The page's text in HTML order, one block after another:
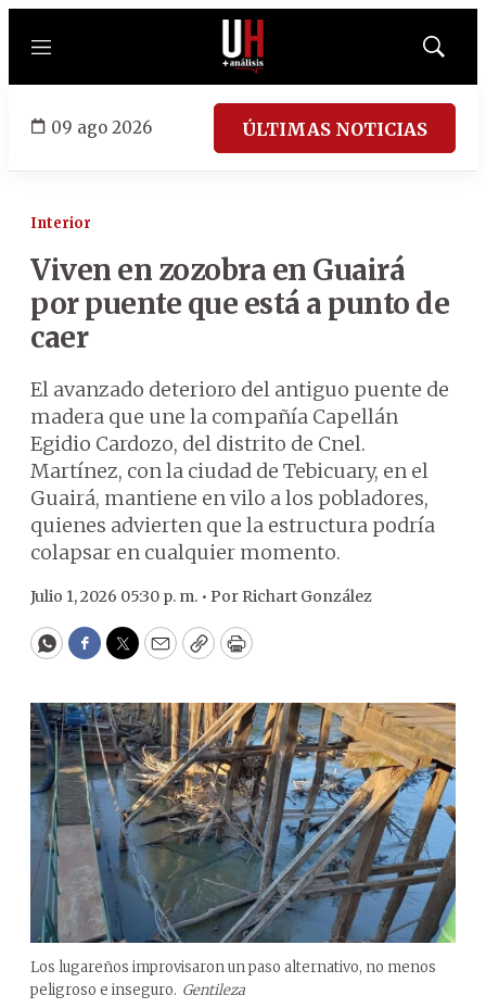
Menú
Mostrar
09 ago 2026 ÚLTIMAS NOTICIAS
Interior
Viven en zozobra en Guairá
por puente que está a punto de
caer
El avanzado deterioro del antiguo puente de
madera que une la compañía Capellán
Egidio Cardozo, del distrito de Cnel.
Martínez, con la ciudad de Tebicuary, en el
Guairá, mantiene en vilo a los pobladores,
quienes advierten que la estructura podría
colapsar en cualquier momento.
Julio 1, 2026 05:30 p. m. • Por Richart González
WhatsApp
Facebook
Twitter
EmailCopyPrint
Los lugareños improvisaron un paso alternativo, no menos
peligroso e inseguro. Gentileza